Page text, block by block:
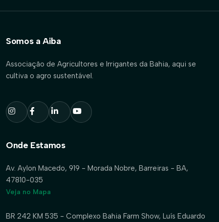
Somos a Aiba
Associação de Agricultores e Irrigantes da Bahia, aqui se
cultiva o agro sustentável.
Onde Estamos
Av. Aylon Macedo, 919 - Morada Nobre, Barreiras - BA,
47810-035
Veja no Mapa
BR 242 KM 535 - Complexo Bahia Farm Show, Luís Eduardo